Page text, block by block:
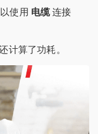
使用 电缆连接
计算了功耗。